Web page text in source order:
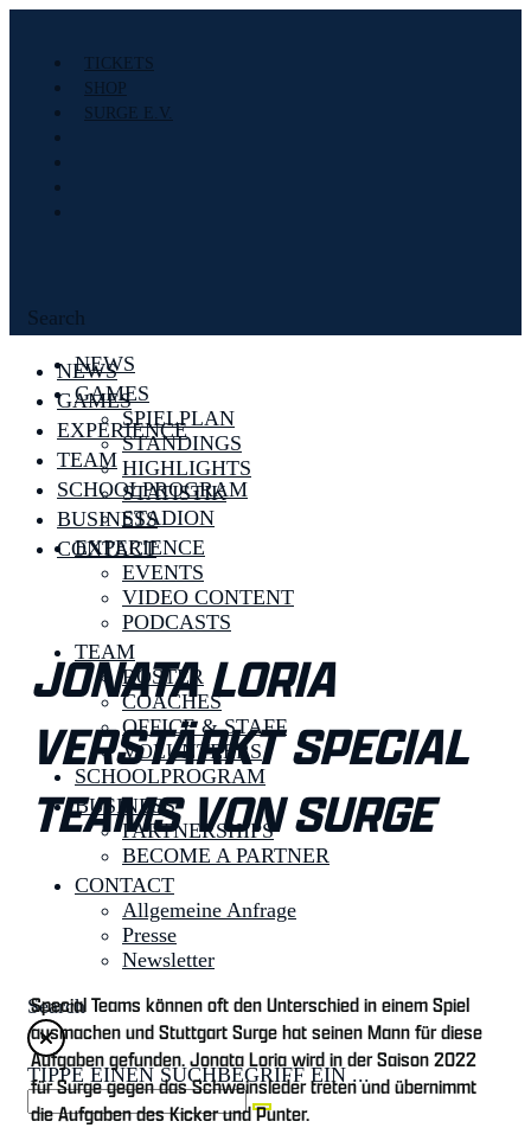
TICKETS
SHOP
SURGE E.V.
Search
NEWS
GAMES
SPIELPLAN
STANDINGS
HIGHLIGHTS
STATISTIK
STADION
EXPERIENCE
EVENTS
VIDEO CONTENT
PODCASTS
TEAM
ROSTER
COACHES
OFFICE & STAFF
VOLUNTEERS
SCHOOLPROGRAM
BUSINESS
PARTNERSHIPS
BECOME A PARTNER
CONTACT
Allgemeine Anfrage
Presse
Newsletter
Search
TIPPE EINEN SUCHBEGRIFF EIN ...
NEWS
GAMES
EXPERIENCE
TEAM
SCHOOLPROGRAM
BUSINESS
CONTACT
JONATA LORIA
VERSTÄRKT SPECIAL
TEAMS VON SURGE
Special Teams können oft den Unterschied in einem Spiel
ausmachen und Stuttgart Surge hat seinen Mann für diese
Aufgaben gefunden. Jonata Loria wird in der Saison 2022
für Surge gegen das Schweinsleder treten und übernimmt
die Aufgaben des Kicker und Punter.